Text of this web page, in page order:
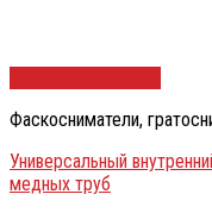
Фаскосниматели,
Универсальный
медных труб